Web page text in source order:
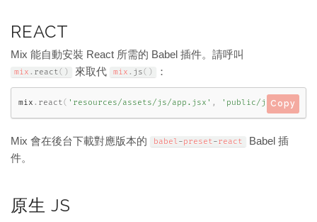
REACT
Mix 能自動安裝 React 所需的 Babel 插件。請呼叫
mix . react( ) 來取代 mix . js( ) ：
mix . react( 'resources/assets/js/app.jsx' , 'public/js' );
Copy
Mix 會在後台下載對應版本的 babel-preset-react
Babel 插
件。
原生 JS